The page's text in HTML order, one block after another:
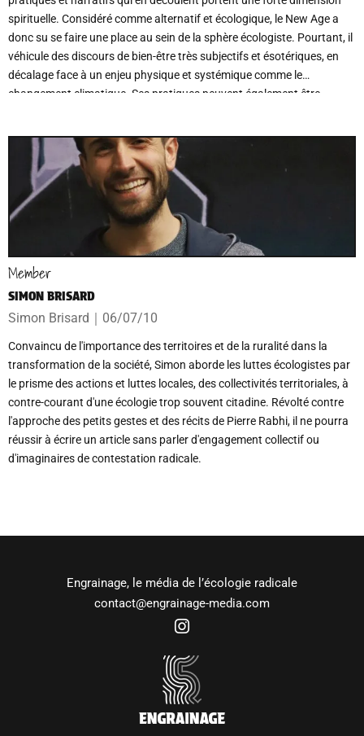
spirituelle. Considéré comme alternatif et écologique, le New Age a
donc su se faire une place au sein de la sphère écologiste. Pourtant, il
véhicule des discours de bien-être très subjectifs et ésotériques, en
décalage face à un enjeu physique et systémique comme le
changement climatique. Ses pratiques peuvent également être
une présence discrète mais profonde au sein de la société.
Member
SIMON BRISARD
Simon Brisard ｜ 06/07/10
Convaincu de l'importance des territoires et de la ruralité dans la
transformation de la société, Simon aborde les luttes écologistes par
le prisme des actions et luttes locales, des collectivités territoriales, à
contre-courant d'une écologie trop souvent citadine. Révolté contre
l'approche des petits gestes et des récits de Pierre Rabhi, il ne pourra
réussir à écrire un article sans parler d'engagement collectif ou
d'imaginaires de contestation radicale.
Engrainage, le média de l’écologie radicale
contact@engrainage-media.com